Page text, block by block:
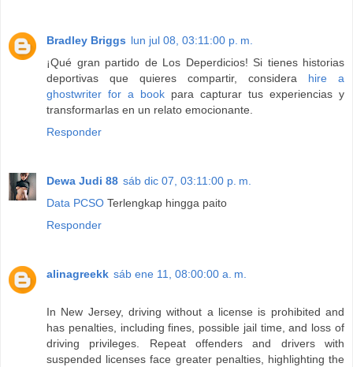
Bradley Briggs lun jul 08, 03:11:00 p. m.
¡Qué gran partido de Los Deperdicios! Si tienes historias
deportivas que quieres compartir, considera hire a
ghostwriter for a book para capturar tus experiencias y
transformarlas en un relato emocionante.
Responder
Dewa Judi 88 sáb dic 07, 03:11:00 p. m.
Data PCSO Terlengkap hingga paito
Responder
alinagreekk sáb ene 11, 08:00:00 a. m.
In New Jersey, driving without a license is prohibited and
has penalties, including fines, possible jail time, and loss of
driving privileges. Repeat offenders and drivers with
suspended licenses face greater penalties, highlighting the